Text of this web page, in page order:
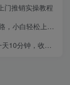
门推销实操教程
达1300+(教程+素材+文案）
观，小白轻松月入3万+